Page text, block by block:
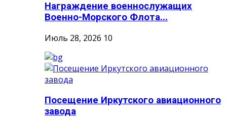
Награждение военнослужащих
Военно-Морского Флота...
Июль 28, 2026 10
Посещение Иркутского авиационного
завода